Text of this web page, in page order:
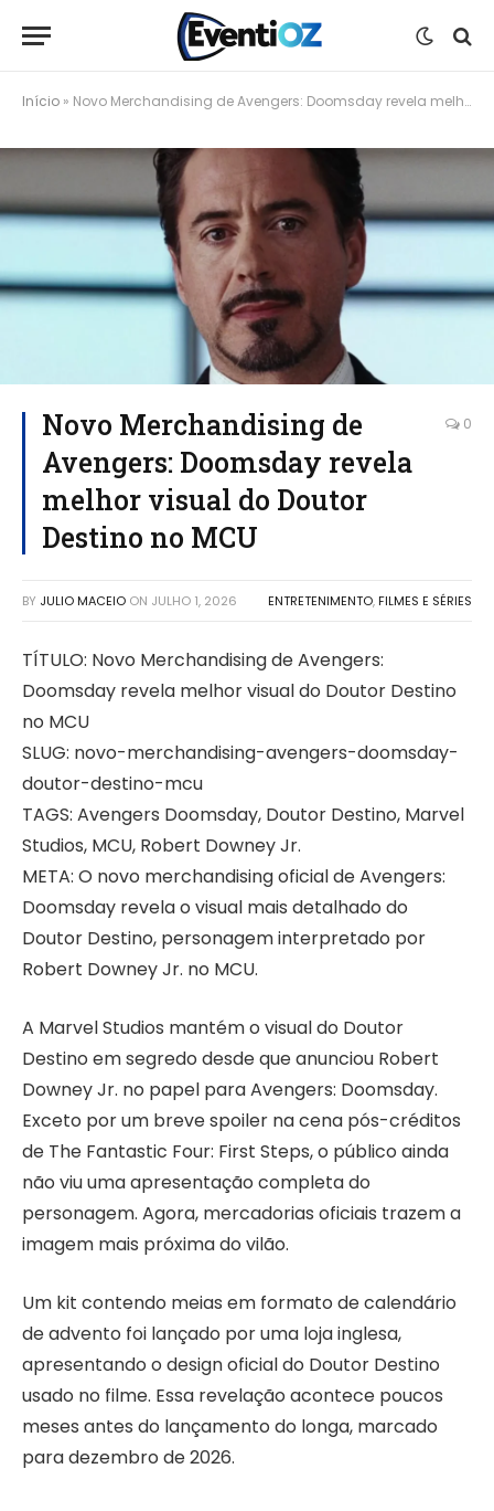
Início » Novo Merchandising de Avengers: Doomsday revela melhor visual do Doutor Destino no MCU
Novo Merchandising de
Avengers: Doomsday revela
melhor visual do Doutor
Destino no MCU
0
BY JULIO MACEIO ON JULHO 1, 2026 ENTRETENIMENTO, FILMES E SÉRIES
TÍTULO: Novo Merchandising de Avengers:
Doomsday revela melhor visual do Doutor Destino
no MCU
SLUG: novo-merchandising-avengers-doomsday-
doutor-destino-mcu
TAGS: Avengers Doomsday, Doutor Destino, Marvel
Studios, MCU, Robert Downey Jr.
META: O novo merchandising oficial de Avengers:
Doomsday revela o visual mais detalhado do
Doutor Destino, personagem interpretado por
Robert Downey Jr. no MCU.
A Marvel Studios mantém o visual do Doutor
Destino em segredo desde que anunciou Robert
Downey Jr. no papel para Avengers: Doomsday.
Exceto por um breve spoiler na cena pós-créditos
de The Fantastic Four: First Steps, o público ainda
não viu uma apresentação completa do
personagem. Agora, mercadorias oficiais trazem a
imagem mais próxima do vilão.
Um kit contendo meias em formato de calendário
de advento foi lançado por uma loja inglesa,
apresentando o design oficial do Doutor Destino
usado no filme. Essa revelação acontece poucos
meses antes do lançamento do longa, marcado
para dezembro de 2026.